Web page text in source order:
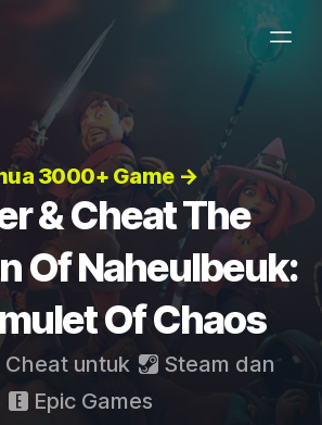
3000+ Game →
& Cheat The
Of Naheulbeuk:
Of Chaos
untuk Steam dan
Epic Games